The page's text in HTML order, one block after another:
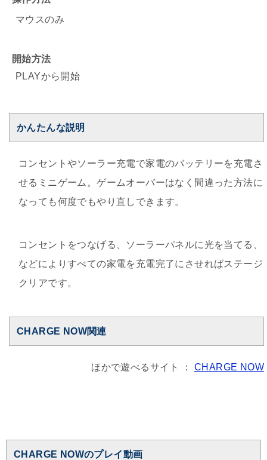
マウスのみ
開始方法
PLAYから開始
かんたんな説明
コンセントやソーラー充電で家電のバッテリーを充電さ
せるミニゲーム。ゲームオーバーはなく間違った方法に
なっても何度でもやり直しできます。
コンセントをつなげる、ソーラーパネルに光を当てる、
などによりすべての家電を充電完了にさせればステージ
クリアです。
CHARGE NOW関連
ほかで遊べるサイト ： CHARGE NOW
CHARGE NOWのプレイ動画